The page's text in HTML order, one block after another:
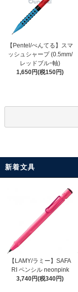
【Pentel/ぺんてる】スマ
ッシュシャープ (0.5mm/
レッドブルｰ軸)
1,650円(税150円)
新着文具
【LAMY/ラミー】SAFA
RI ペンシル neonpink
3,740円(税340円)